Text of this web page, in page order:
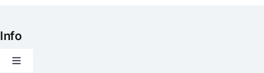
Info
Toggle